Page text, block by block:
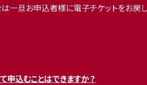
旦お申込者様に電子チケットをお戻
込むことはできますか？